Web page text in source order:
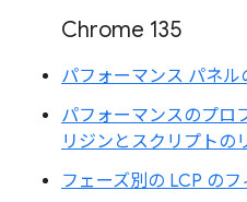
Chrome 135
パフォーマンス パネル
パフォーマンスのプロ
リジンとスクリプトの
フェーズ別の LCP の